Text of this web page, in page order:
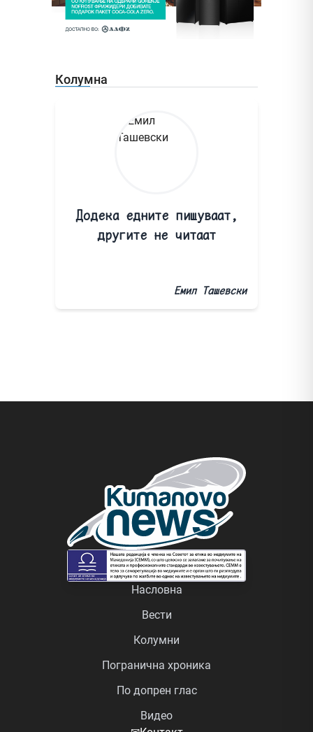
Колумна
Додека едните пишуваат,
другите не читаат
Емил Ташевски
Насловна
Вести
Колумни
Погранична хроника
По допрен глас
Видео